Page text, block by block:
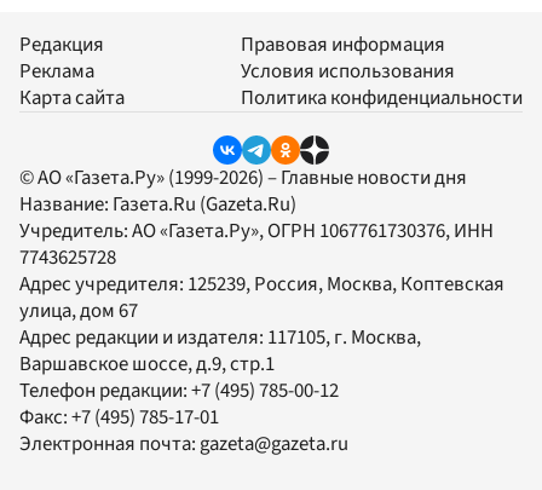
Редакция
Реклама
Карта сайта
Правовая информация
Условия использования
Политика конфиденциальности
© АО «Газета.Ру» (1999-2026) – Главные новости дня
Название: Газета.Ru (Gazeta.Ru)
Учредитель:АО «Газета.Ру», ОГРН 1067761730376, ИНН
7743625728
Адрес учредителя: 125239, Россия, Москва, Коптевская
улица, дом 67
Адрес редакции и издателя: 117105, г. Москва,
Варшавское шоссе, д.9, стр.1
Телефон редакции:+7 (495) 785-00-12
Факс:+7 (495) 785-17-01
Электронная почта:gazeta@gazeta.ru